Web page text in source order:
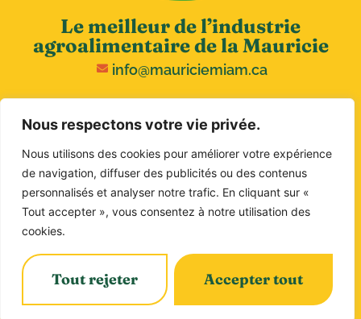
Nous respectons votre vie privée.
Nous utilisons des cookies pour améliorer votre expérience
de navigation, diffuser des publicités ou des contenus
personnalisés et analyser notre trafic. En cliquant sur «
Tout accepter », vous consentez à notre utilisation des
cookies.
Tout rejeter Accepter tout
Le meilleur de l’industrie
agroalimentaire de la Mauricie
info@mauriciemiam.ca
Copyright © 2026 MIAM. Tous droits réservés.
Politique de confidentialité